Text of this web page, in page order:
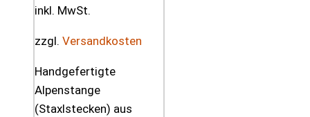
inkl. MwSt.
zzgl. Versandkosten
Handgefertigte
Alpenstange
(Staxlstecken) aus